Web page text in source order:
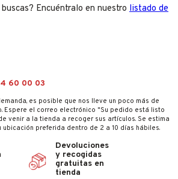
Encuéntralo en nuestro listado de
60 00 03
es posible que nos lleve un poco más de
Espere el correo electrónico "Su pedido está listo
venir a la tienda a recoger sus artículos. Se estima
preferida dentro de 2 a 10 días hábiles.
Devoluciones
y recogidas
gratuitas en
tienda